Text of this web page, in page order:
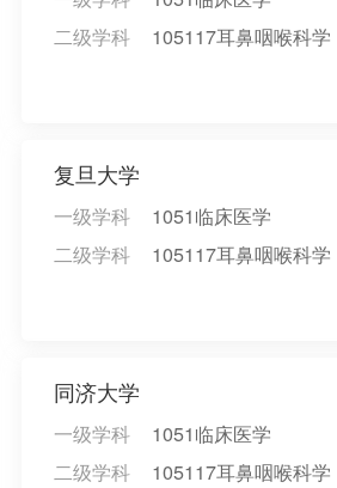
二级学科
105117耳鼻咽喉科学
复旦大学
一级学科
1051临床医学
二级学科
105117耳鼻咽喉科学
同济大学
一级学科
1051临床医学
二级学科
105117耳鼻咽喉科学